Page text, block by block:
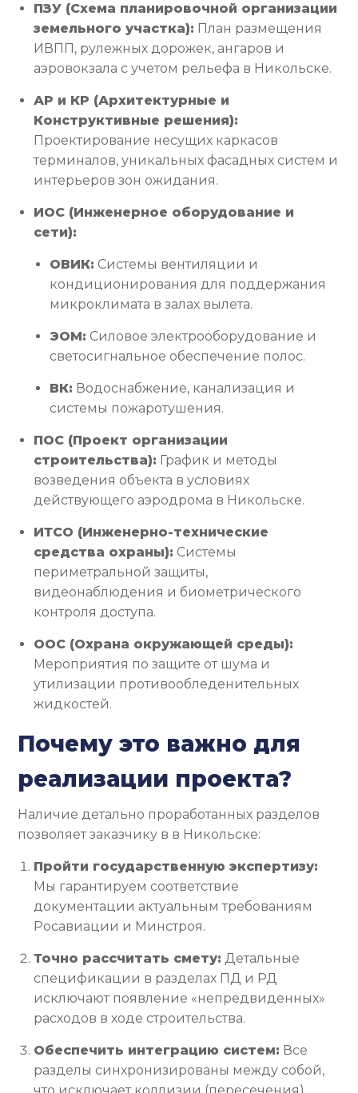
ПЗУ (Схема планировочной организации
земельного участка): План размещения
ИВПП, рулежных дорожек, ангаров и
аэровокзала с учетом рельефа в Никольске.
АР и КР (Архитектурные и
Конструктивные решения):
Проектирование несущих каркасов
терминалов, уникальных фасадных систем и
интерьеров зон ожидания.
ИОС (Инженерное оборудование и
сети):
ОВИК: Системы вентиляции и
кондиционирования для поддержания
микроклимата в залах вылета.
ЭОМ: Силовое электрооборудование и
светосигнальное обеспечение полос.
ВК: Водоснабжение, канализация и
системы пожаротушения.
ПОС (Проект организации
строительства): График и методы
возведения объекта в условиях
действующего аэродрома в Никольске.
ИТСО (Инженерно-технические
средства охраны): Системы
периметральной защиты,
видеонаблюдения и биометрического
контроля доступа.
ООС (Охрана окружающей среды):
Мероприятия по защите от шума и
утилизации противообледенительных
жидкостей.
Почему это важно для
реализации проекта?
Наличие детально проработанных разделов
позволяет заказчику в в Никольске:
Пройти государственную экспертизу:
Мы гарантируем соответствие
документации актуальным требованиям
Росавиации и Минстроя.
Точно рассчитать смету: Детальные
спецификации в разделах ПД и РД
исключают появление «непредвиденных»
расходов в ходе строительства.
Обеспечить интеграцию систем: Все
разделы синхронизированы между собой,